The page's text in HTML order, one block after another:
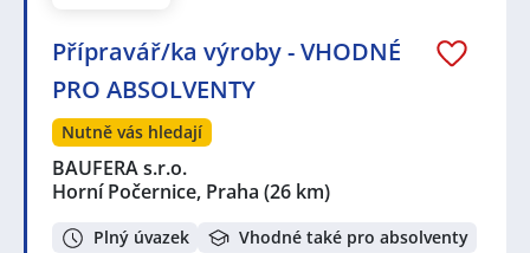
Přípravář/ka výroby - VHODNÉ
PRO ABSOLVENTY
Nutně vás hledají
BAUFERA s.r.o.
Horní Počernice, Praha (26 km)
Plný úvazek Vhodné také pro absolventy